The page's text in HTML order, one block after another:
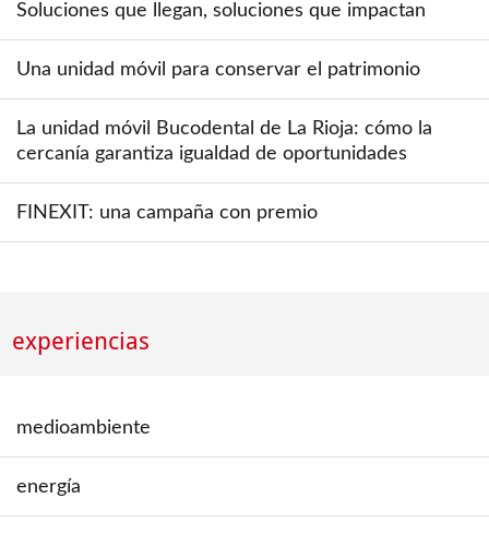
Soluciones que llegan, soluciones que impactan
Una unidad móvil para conservar el patrimonio
La unidad móvil Bucodental de La Rioja: cómo la
cercanía garantiza igualdad de oportunidades
FINEXIT: una campaña con premio
experiencias
medioambiente
energía